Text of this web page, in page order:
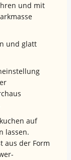
und mit
und glatt
auf
lassen.
aus der Form